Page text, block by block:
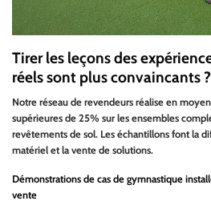
Tirer les leçons des
réels sont plus convaincants ?
Notre réseau de revendeurs réalise en
supérieures de 25% sur les ensembles
revêtements de sol. Les échantillons font la
matériel et la vente de solutions.
Démonstrations de cas de gymnastique
vente